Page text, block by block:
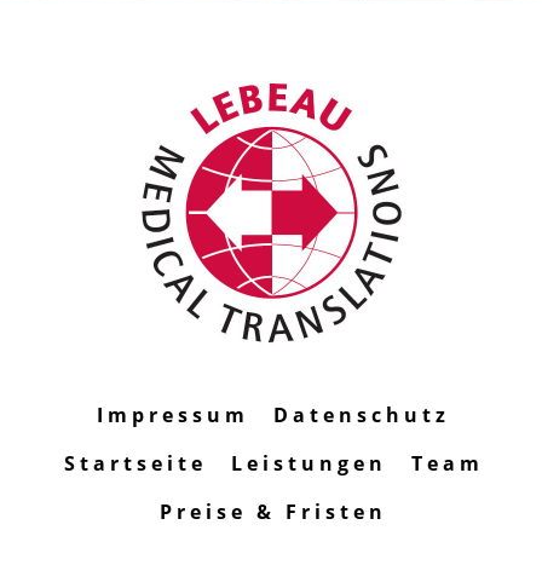
Impressum
Datenschutz
Startseite
Leistungen
Team
Preise & Fristen